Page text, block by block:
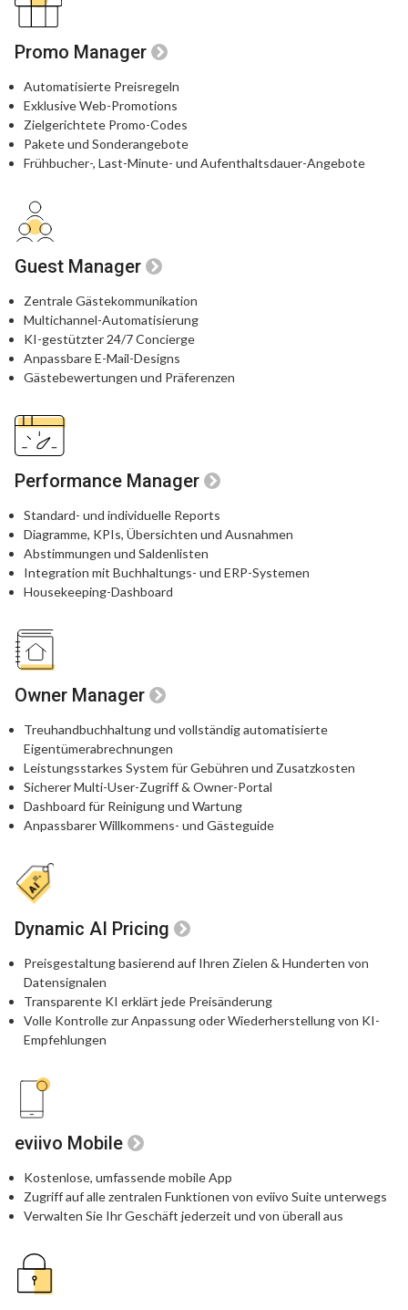
Promo Manager
Automatisierte Preisregeln
Exklusive Web-Promotions
Zielgerichtete Promo-Codes
Pakete und Sonderangebote
Frühbucher-, Last-Minute- und Aufenthaltsdauer-Angebote
Guest Manager
Zentrale Gästekommunikation
Multichannel-Automatisierung
KI-gestützter 24/7 Concierge
Anpassbare E-Mail-Designs
Gästebewertungen und Präferenzen
Performance Manager
Standard- und individuelle Reports
Diagramme, KPIs, Übersichten und Ausnahmen
Abstimmungen und Saldenlisten
Integration mit Buchhaltungs- und ERP-Systemen
Housekeeping-Dashboard
Owner Manager
Treuhandbuchhaltung und vollständig automatisierte
Eigentümerabrechnungen
Leistungsstarkes System für Gebühren und Zusatzkosten
Sicherer Multi-User-Zugriff & Owner-Portal
Dashboard für Reinigung und Wartung
Anpassbarer Willkommens- und Gästeguide
Dynamic AI Pricing
Preisgestaltung basierend auf Ihren Zielen & Hunderten von
Datensignalen
Transparente KI erklärt jede Preisänderung
Volle Kontrolle zur Anpassung oder Wiederherstellung von KI-
Empfehlungen
eviivo Mobile
Kostenlose, umfassende mobile App
Zugriff auf alle zentralen Funktionen von eviivo Suite unterwegs
Verwalten Sie Ihr Geschäft jederzeit und von überall aus